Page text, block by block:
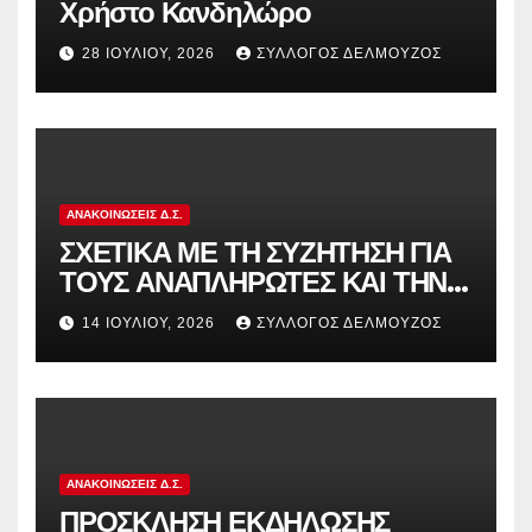
Χρήστο Κανδηλώρο
28 ΙΟΥΛΊΟΥ, 2026 ΣΎΛΛΟΓΟΣ ΔΕΛΜΟΎΖΟΣ
ΑΝΑΚΟΙΝΏΣΕΙΣ Δ.Σ.
ΣΧΕΤΙΚΑ ΜΕ ΤΗ ΣΥΖΗΤΗΣΗ ΓΙΑ
ΤΟΥΣ ΑΝΑΠΛΗΡΩΤΕΣ ΚΑΙ ΤΗΝ
ΠΑΡΑΠΟΜΠΗ ΤΗΣ ΕΛΛΑΔΑΣ
ΣΤΟ ΕΥΡΩΠΑΪΚΟ ΔΙΚΑΣΤΗΡΙΟ
14 ΙΟΥΛΊΟΥ, 2026 ΣΎΛΛΟΓΟΣ ΔΕΛΜΟΎΖΟΣ
ΑΝΑΚΟΙΝΏΣΕΙΣ Δ.Σ.
ΠΡΟΣΚΛΗΣΗ ΕΚΔΗΛΩΣΗΣ